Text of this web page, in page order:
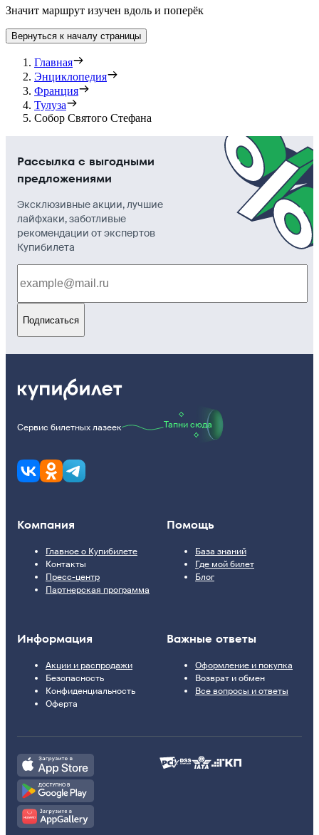
Значит маршрут изучен вдоль и поперёк
Вернуться к началу страницы
Главная
Энциклопедия
Франция
Тулуза
Собор Святого Стефана
Рассылка с выгодными
предложениями
Эксклюзивные акции, лучшие
лайфхаки, заботливые
рекомендации от экспертов
Купибилета
Подписаться
Сервис билетных лазеек Тапни сюда
Компания
Главное о Купибилете
Контакты
Пресс-центр
Партнерская программа
Помощь
База знаний
Где мой билет
Блог
Информация
Акции и распродажи
Безопасность
Конфиденциальность
Оферта
Важные ответы
Оформление и покупка
Возврат и обмен
Все вопросы и ответы